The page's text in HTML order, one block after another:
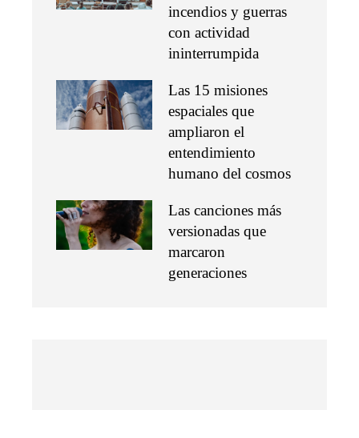
incendios y guerras
con actividad
ininterrumpida
Las 15 misiones
espaciales que
ampliaron el
entendimiento
humano del cosmos
Las canciones más
versionadas que
marcaron
generaciones